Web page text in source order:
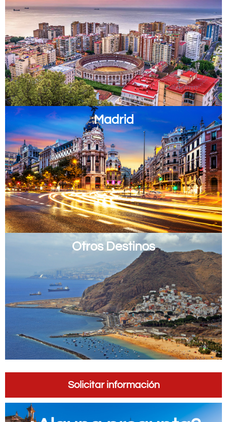
Madrid
Otros Destinos
Solicitar información